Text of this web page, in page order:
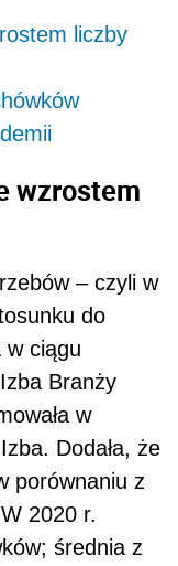
liczby
wzrostem
– czyli w
do
w ciągu
Branży
w
Dodała, że
porównaniu z
2020 r.
średnia z